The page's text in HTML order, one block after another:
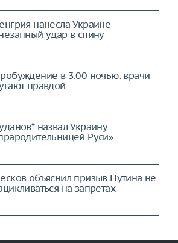
нанесла Украине
удар в спину
в 3.00 ночью: врачи
правдой
назвал Украину
Руси»
объяснил призыв Путина не
на запретах